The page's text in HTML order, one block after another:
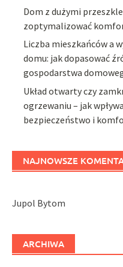
Dom z dużymi
zoptymalizować
Liczba mieszkańców a
domu: jak dopasować
gospodarstwa
Układ otwarty czy
ogrzewaniu – jak
bezpieczeństwo i
NAJNOWSZE
Jupol Bytom
ARCHIWA